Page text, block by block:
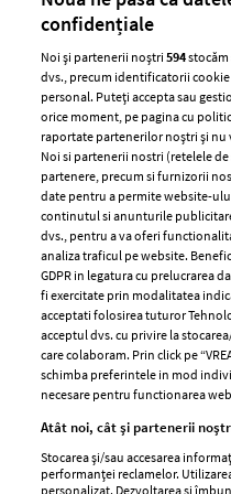
ELLE Style Awards
2024
Despre ELLE
Romania
Contact
Abonamente
GSP
Unica
confidențiale
Noi și partenerii noștri594
dvs., precum identificatorii
personal. Puteți accepta sau
orice moment, pe pagina cu
raportate partenerilor noștri și nu
Noi si partenerii nostri (retelele
partenere, precum si furnizorii
date pentru a permite website-
continutul si anunturile
dvs., pentru a va oferi
analiza traficul pe website.
GDPR in legatura cu prelucrarea
fi exercitate prin modalitatea
acceptati folosirea tuturor
acceptul dvs. cu privire la
care colaboram. Prin click pe
schimba preferintele in mod
necesare pentru functionarea
Atât noi, cât și partenerii
Stocarea și/sau accesarea
performanței reclamelor.
personalizat. Dezvoltarea și